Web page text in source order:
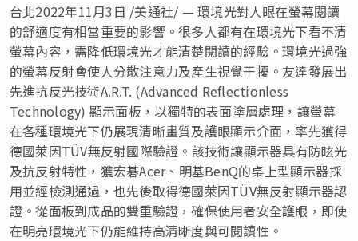
台北2022年11月3日 /美通社/ — 環境光對人眼在螢幕閱讀
的舒適度有相當重要的影響。很多人都有在環境光下看不清
螢幕內容，需降低環境光才能清楚閱讀的經驗。環境光過強
的螢幕反射會使人分散注意力及產生視覺干擾。友達發展出
先進抗反光技術A.R.T. (Advanced Reflectionless
Technology) 顯示面板，以獨特的表面塗層處理，讓螢幕
在各種環境光下仍展現清晰畫質及護眼顯示介面，率先獲得
德國萊因TÜV無反射國際驗證。該技術讓顯示器具有防眩光
及抗反射特性，獲宏碁Acer、明基BenQ的桌上型顯示器採
用並經檢測通過，也先後取得德國萊因TÜV無反射顯示器認
證。從面板到成品的雙重驗證，確保使用者安全護眼，即使
在明亮環境光下仍能維持高清晰度與可閱讀性。